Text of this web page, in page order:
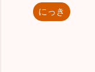
にっき